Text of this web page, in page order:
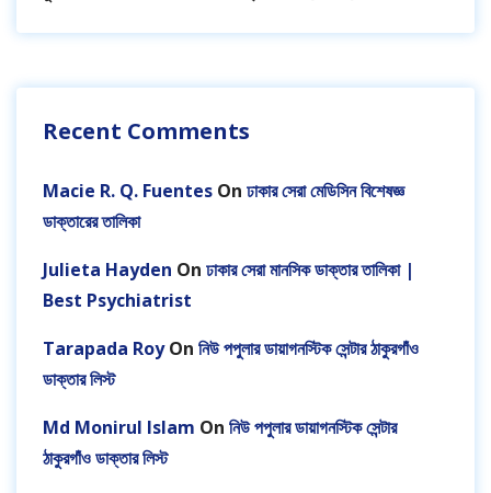
Recent Comments
Macie R. Q. Fuentes On ঢাকার সেরা মেডিসিন বিশেষজ্ঞ
ডাক্তারের তালিকা
Julieta Hayden On ঢাকার সেরা মানসিক ডাক্তার তালিকা |
Best Psychiatrist
Tarapada RoyOn নিউ পপুলার ডায়াগনস্টিক সেন্টার ঠাকুরগাঁও
ডাক্তার লিস্ট
Md Monirul Islam On নিউ পপুলার ডায়াগনস্টিক সেন্টার
ঠাকুরগাঁও ডাক্তার লিস্ট